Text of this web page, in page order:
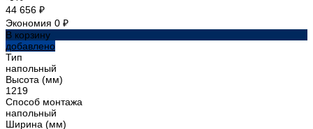
44 656 ₽
Экономия 0 ₽
В корзину
добавлено
Тип
напольный
Высота (мм)
1219
Способ монтажа
напольный
Ширина (мм)